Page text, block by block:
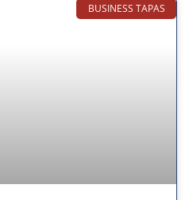
BUSINESS TAPAS